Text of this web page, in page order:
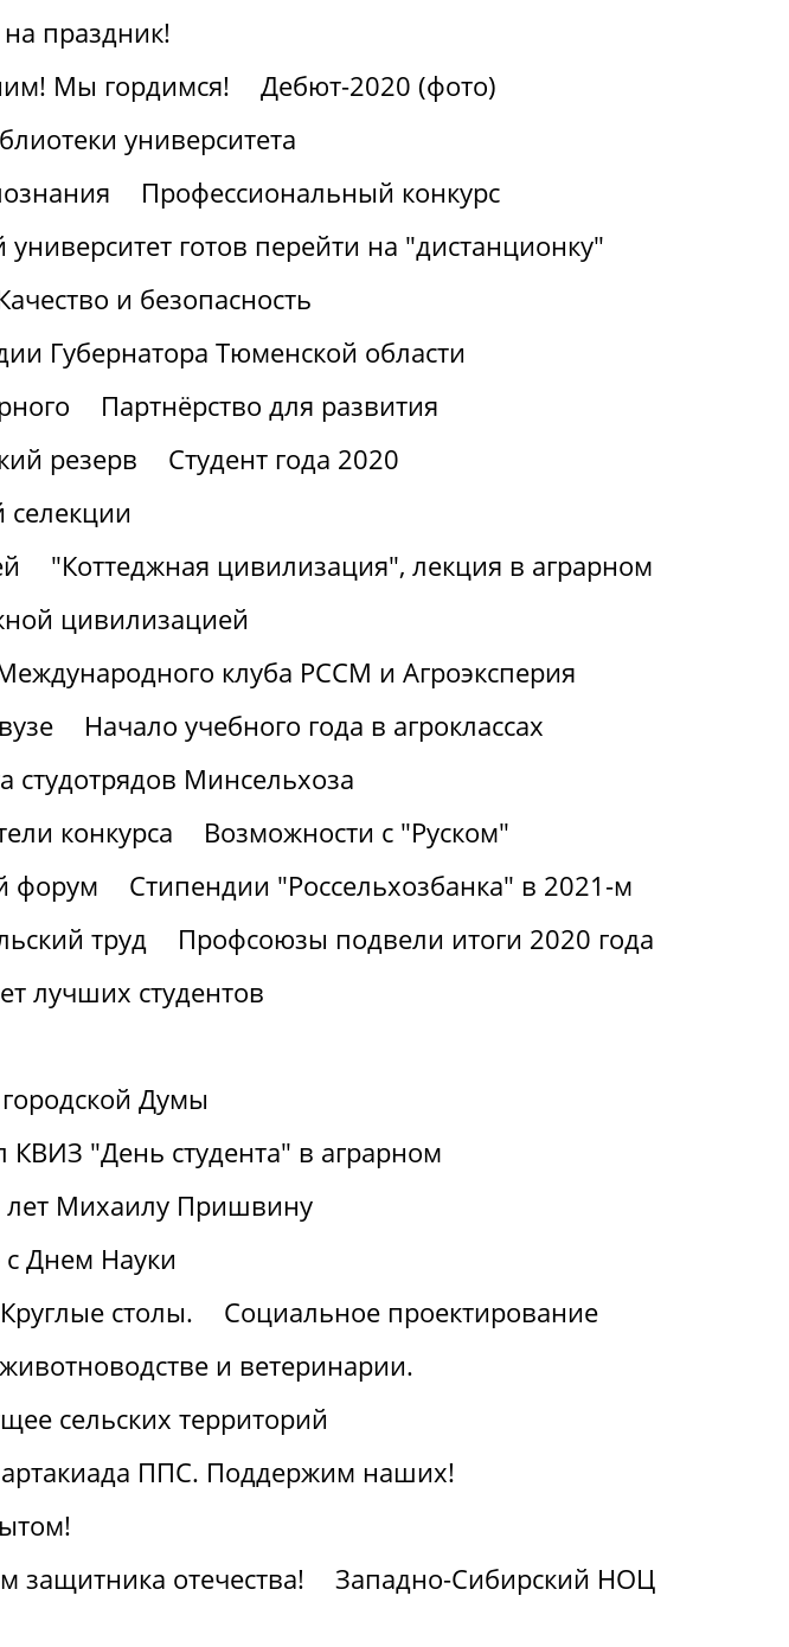
праздник!
Мы гордимся!
Дебют-2020 (фото)
университета
Профессиональный конкурс
готов перейти на "дистанционку"
и безопасность
Губернатора Тюменской области
Партнёрство для развития
резерв
Студент года 2020
"Коттеджная цивилизация", лекция в аграрном
цивилизацией
клуба РССМ и Агроэксперия
Начало учебного года в агроклассах
студотрядов Минсельхоза
конкурса
Возможности с "Руском"
форум
Стипендии "Россельхозбанка" в 2021-м
труд
Профсоюзы подвели итоги 2020 года
лучших студентов
Думы
КВИЗ "День студента" в аграрном
лет Михаилу Пришвину
Днем Науки
столы.
Социальное проектирование
и ветеринарии.
сельских территорий
ППС. Поддержим наших!
защитника отечества!
Западно-Сибирский НОЦ